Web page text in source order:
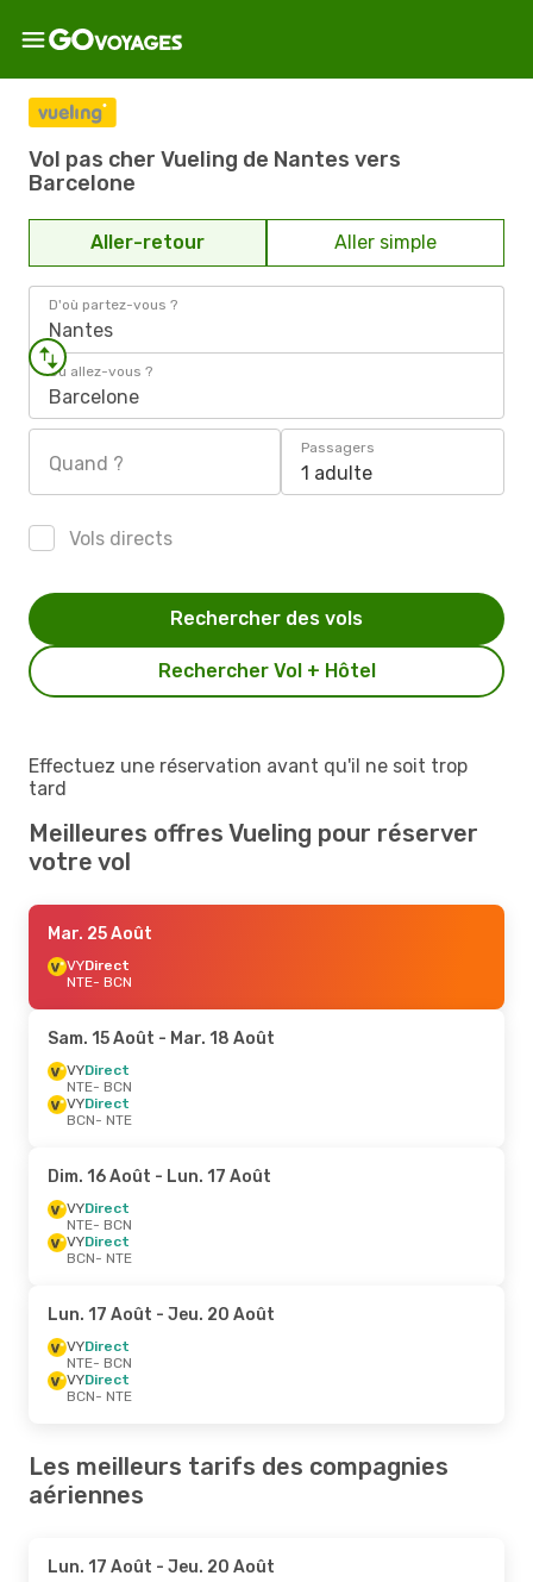
Vol pas cher Vueling de Nantes vers
Barcelone
Aller-retour Aller simple
D'où partez-vous ?
Nantes
Où allez-vous ?
Barcelone
Quand ?
Passagers
1 adulte
Vols directs
Rechercher Vol + Hôtel
Rechercher des vols
Effectuez une réservation avant qu'il ne soit trop
tard
Meilleures offres Vueling pour réserver
votre vol
Mar. 25 Août
VYDirect
NTE- BCN
Sam. 15 Août - Mar. 18 Août
VYDirect
NTE- BCN
VYDirect
BCN- NTE
Dim. 16 Août - Lun. 17 Août
VYDirect
NTE- BCN
VYDirect
BCN- NTE
Lun. 17 Août - Jeu. 20 Août
VYDirect
NTE- BCN
VYDirect
BCN- NTE
Les meilleurs tarifs des compagnies
aériennes
Lun. 17 Août - Jeu. 20 Août